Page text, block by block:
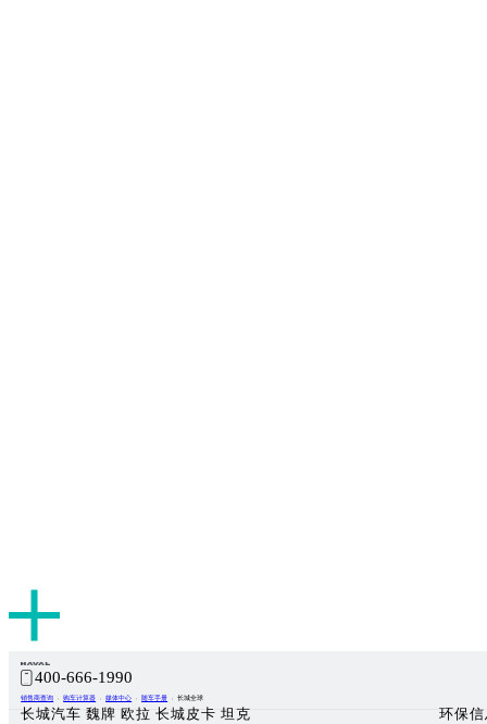
400-666-1990
销售商查询 购车计算器 媒体中心 随车手册 长城全球
长城汽车 魏牌 欧拉 长城皮卡 坦克 环保